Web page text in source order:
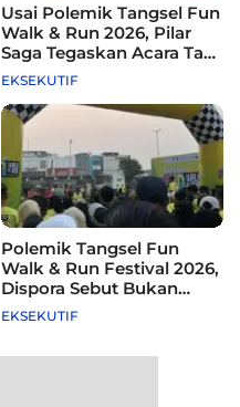
Usai Polemik Tangsel Fun
Walk & Run 2026, Pilar
Saga Tegaskan Acara Tak
Difasilitasi Pemkot
EKSEKUTIF
Polemik Tangsel Fun
Walk & Run Festival 2026,
Dispora Sebut Bukan
Agenda Pemkot
EKSEKUTIF